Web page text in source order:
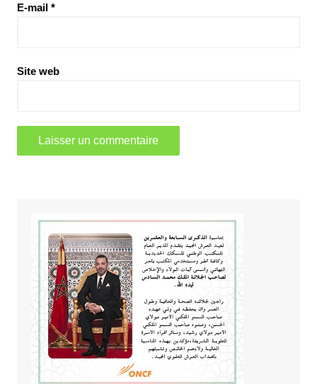
E-mail *
Site web